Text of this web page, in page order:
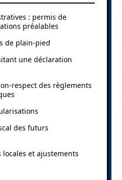
: permis de
préalables
de plain-pied
une déclaration
respect des règlements
des futurs
locales et ajustements